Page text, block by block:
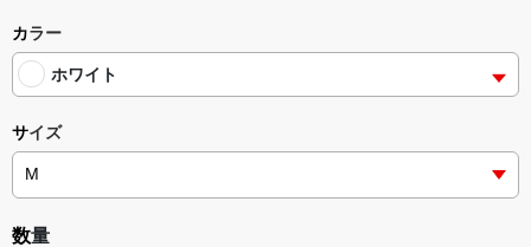
カラー
ホワイト
サイズ
数量